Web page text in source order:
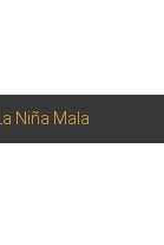
La Niña Mala